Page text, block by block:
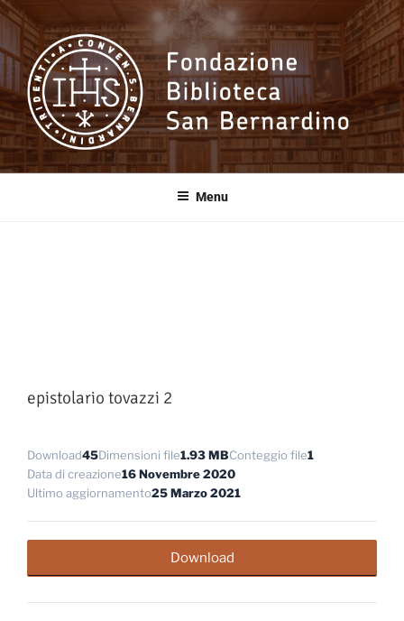
Salta
contenuto
Fondazione
Biblioteca SanMenu
epistolario tovazzi 2
Download45Dimensioni file1.93 MBConteggio file1
Data di creazione16 Novembre 2020
Ultimo aggiornamento25 Marzo 2021
Download